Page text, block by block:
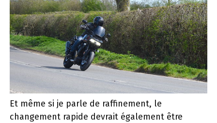
Et même si je parle de raffinement, le
changement rapide devrait également être